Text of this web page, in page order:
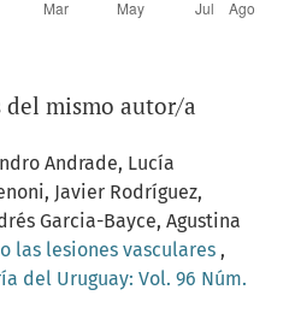
mismo autor/a
Andrade, Lucía
Javier Rodríguez,
Garcia-Bayce, Agustina
las lesiones vasculares ,
del Uruguay: Vol. 96 Núm.